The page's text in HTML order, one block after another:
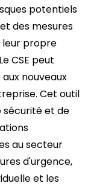
potentiels
des mesures
leur propre
CSE peut
nouveaux
Cet outil
sécurité et de
au secteur
d'urgence,
et les